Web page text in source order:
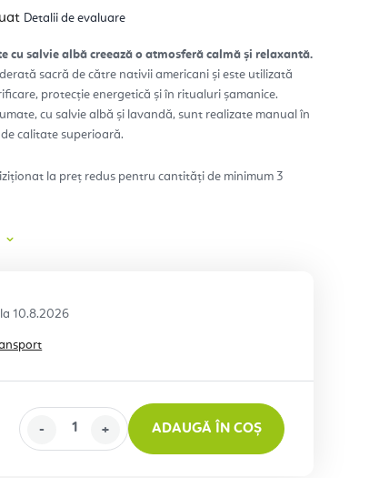
Detalii de evaluare
cu salvie albă creează o atmosferă calmă și relaxantă.
sacră de către nativii americani și este utilizată
protecție energetică și în ritualuri șamanice.
cu salvie albă și lavandă, sunt realizate manual în
calitate superioară.
la preț redus pentru cantități de minimum 3
10.8.2026
ADAUGĂ ÎN COȘ